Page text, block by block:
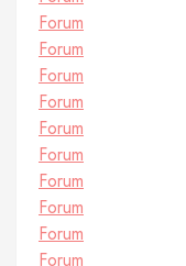
Forum
Forum
Forum
Forum
Forum
Forum
Forum
Forum
Forum
Forum